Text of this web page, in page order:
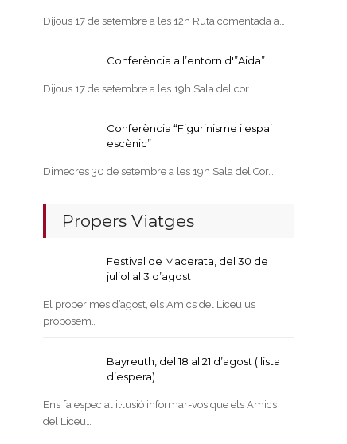
Dijous 17 de setembre a les 12h Ruta comentada a…
Conferència a l’entorn d'”Aida”
Dijous 17 de setembre a les 19h Sala del cor…
Conferència “Figurinisme i espai
escènic”
Dimecres 30 de setembre a les 19h Sala del Cor…
Propers Viatges
Festival de Macerata, del 30 de
juliol al 3 d’agost
El proper mes d’agost, els Amics del Liceu us
proposem…
Bayreuth, del 18 al 21 d’agost (llista
d’espera)
Ens fa especial il·lusió informar-vos que els Amics
del Liceu…